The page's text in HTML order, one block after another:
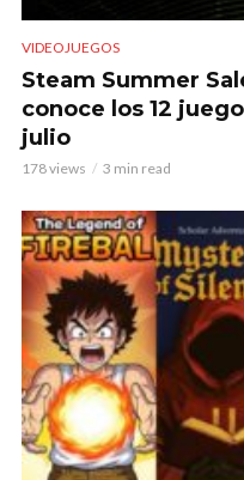
VIDEOJUEGOS
Steam Summer
conoce los 12
julio
178 views 3 min read